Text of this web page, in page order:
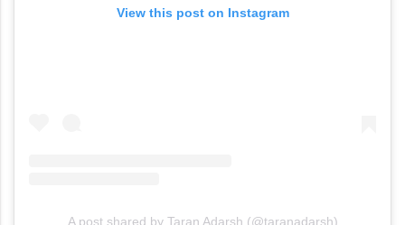
View this post on Instagram
A post shared by Taran Adarsh (@taranadarsh)